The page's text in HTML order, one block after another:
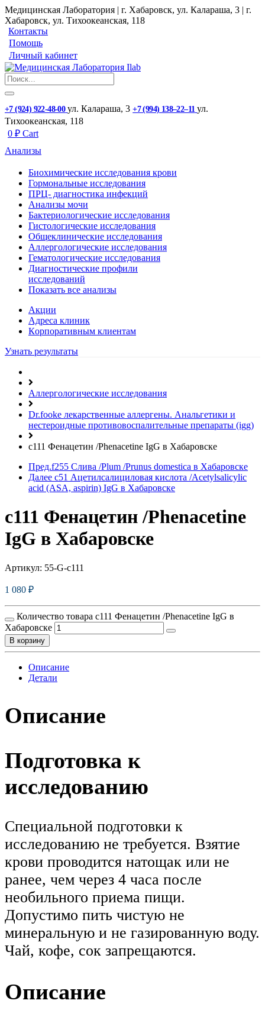
Медицинская Лаборатория | г. Хабаровск, ул. Калараша, 3 | г.
Хабаровск, ул. ​Тихоокеанская, 118
Контакты
Помощь
Личный кабинет
+7 (924) 922-48-00 ул. ​Калараша, 3 +7 (994) 138‒22‒11 ул. ​
Тихоокеанская, 118
0 ₽ Cart
Анализы
Биохимические исследования крови
Гормональные исследования
ПРЦ- диагностика инфекций
Анализы мочи
Бактериологические исследования
Гистологические исследования
Общеклинические исследования
Аллергологические исследования
Гематологические исследования
Диагностические профили
исследований
Показать все анализы
Акции
Адреса клиник
Кoрпоративным клиентам
Узнать результаты
Аллергологические исследования
Dr.fooke лекарственные аллергены. Анальгетики и
нестероидные противовоспалительные препараты (igg)
c111 Фенацетин /Phenacetine IgG в Хабаровске
Пред.f255 Слива /Plum /Prunus domestica в Хабаровске
Далее c51 Ацетилсалициловая кислота /Acetylsalicylic
acid (ASA, aspirin) IgG в Хабаровске
c111 Фенацетин /Phenacetine
IgG в Хабаровске
Артикул: 55-G-c111
1 080 ₽
Количество товара c111 Фенацетин /Phenacetine IgG в
Хабаровске
В корзину
Описание
Детали
Описание
Подготовка к
исследованию
Специальной подготовки к
исследованию не требуется. Взятие
крови проводится натощак или не
ранее, чем через 4 часа после
необильного приема пищи.
Допустимо пить чистую не
минеральную и не газированную воду.
Чай, кофе, сок запрещаются.
Описание